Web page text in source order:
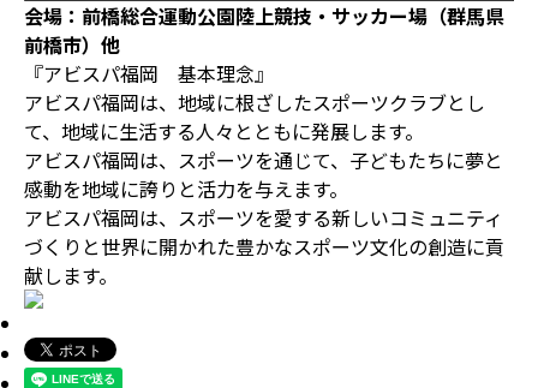
会場：前橋総合運動公園陸上競技・サッカー場（群馬県
前橋市）他
『アビスパ福岡 基本理念』
アビスパ福岡は、地域に根ざしたスポーツクラブとし
て、地域に生活する人々とともに発展します。
アビスパ福岡は、スポーツを通じて、子どもたちに夢と
感動を地域に誇りと活力を与えます。
アビスパ福岡は、スポーツを愛する新しいコミュニティ
づくりと世界に開かれた豊かなスポーツ文化の創造に貢
献します。